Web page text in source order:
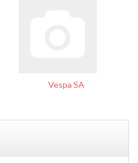
Vespa SA